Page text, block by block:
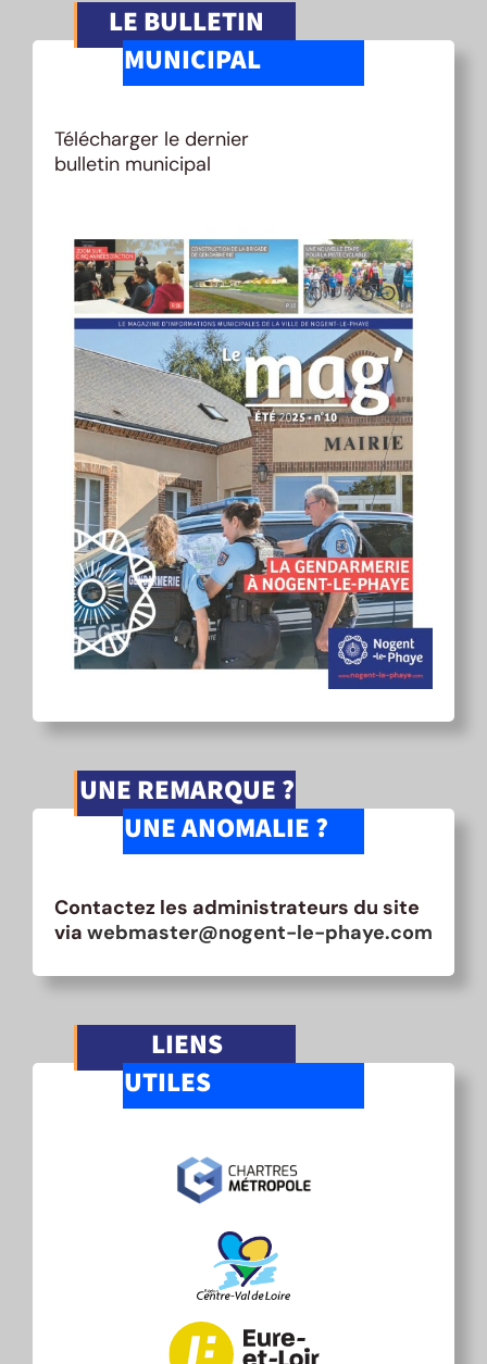
LE BULLETIN
MUNICIPAL
Télécharger le dernier
bulletin municipal
UNE REMARQUE ?
UNE ANOMALIE ?
Contactez les administrateurs du site
via webmaster@nogent-le-phaye.com
LIENS
UTILES